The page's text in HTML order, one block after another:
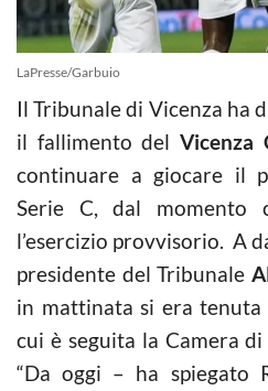
LaPresse/Garbuio
Il Tribunale di Vicenza ha
il fallimento delVicenza
continuare a giocare il
Serie C, dal momento
l’esercizio provvisorio. A
presidente del Tribunale
in mattinata si era tenuta
cui è seguita la Camera
“Da oggi – ha spiegato